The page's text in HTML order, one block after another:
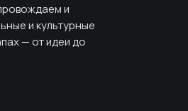
и
и культурные
— от идеи до